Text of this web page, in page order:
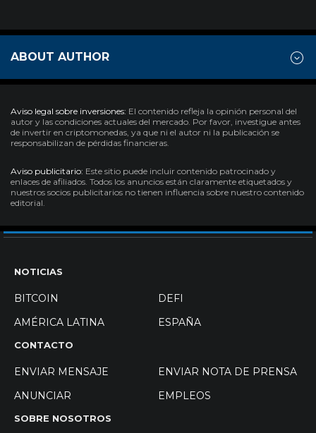
ABOUT AUTHOR
Aviso legal sobre inversiones: El contenido refleja la opinión personal del
autor y las condiciones actuales del mercado. Por favor, investigue antes
de invertir en criptomonedas, ya que ni el autor ni la publicación se
responsabilizan de pérdidas financieras.
Aviso publicitario: Este sitio puede incluir contenido patrocinado y
enlaces de afiliados. Todos los anuncios están claramente etiquetados y
nuestros socios publicitarios no tienen influencia sobre nuestro contenido
editorial.
NOTICIAS
BITCOIN
DEFI
AMÉRICA LATINA
ESPAÑA
CONTACTO
ENVIAR MENSAJE
ENVIAR NOTA DE PRENSA
ANUNCIAR
EMPLEOS
SOBRE NOSOTROS